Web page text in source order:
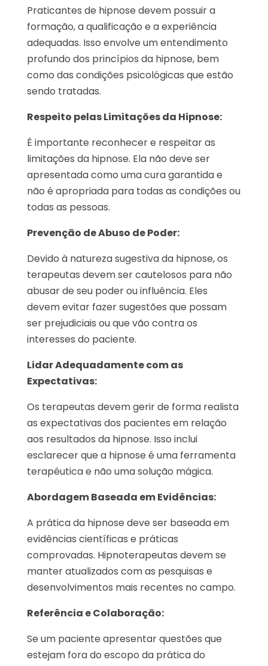
Praticantes de hipnose devem possuir a
formação, a qualificação e a experiência
adequadas. Isso envolve um entendimento
profundo dos princípios da hipnose, bem
como das condições psicológicas que estão
sendo tratadas.
Respeito pelas Limitações da Hipnose:
É importante reconhecer e respeitar as
limitações da hipnose. Ela não deve ser
apresentada como uma cura garantida e
não é apropriada para todas as condições ou
todas as pessoas.
Prevenção de Abuso de Poder:
Devido à natureza sugestiva da hipnose, os
terapeutas devem ser cautelosos para não
abusar de seu poder ou influência. Eles
devem evitar fazer sugestões que possam
ser prejudiciais ou que vão contra os
interesses do paciente.
Lidar Adequadamente com as
Expectativas:
Os terapeutas devem gerir de forma realista
as expectativas dos pacientes em relação
aos resultados da hipnose. Isso inclui
esclarecer que a hipnose é uma ferramenta
terapêutica e não uma solução mágica.
Abordagem Baseada em Evidências:
A prática da hipnose deve ser baseada em
evidências científicas e práticas
comprovadas. Hipnoterapeutas devem se
manter atualizados com as pesquisas e
desenvolvimentos mais recentes no campo.
Referência e Colaboração:
Se um paciente apresentar questões que
estejam fora do escopo da prática do